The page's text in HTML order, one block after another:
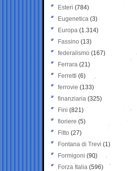
Esteri (784)
Eugenetica (3)
Europa (1.314)
Fassino (13)
federalismo (167)
Ferrara (21)
Ferretti (6)
ferrovie (133)
finanziaria (325)
Fini (821)
fioriere (5)
Fitto (27)
Fontana di Trevi (1)
Formigoni (90)
Forza Italia (596)